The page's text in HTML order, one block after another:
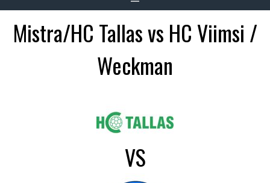
Mistra/HC Tallas vs HC Viimsi /
Weckman
VS